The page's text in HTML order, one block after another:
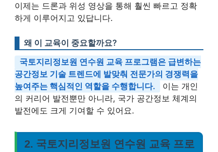
이제는 드론과 위성 영상을 통해 훨씬 빠르고 정확
하게 이루어지고 있답니다.
왜 이 교육이 중요할까요?
국토지리정보원 연수원 교육 프로그램은 급변하는
공간정보 기술 트렌드에 발맞춰 전문가의 경쟁력을
높여주는 핵심적인 역할을 수행합니다.
이는 개인
의 커리어 발전뿐만 아니라, 국가 공간정보 체계의
발전에도 크게 기여할 수 있어요.
2. 국토지리정보원 연수원 교육 프로